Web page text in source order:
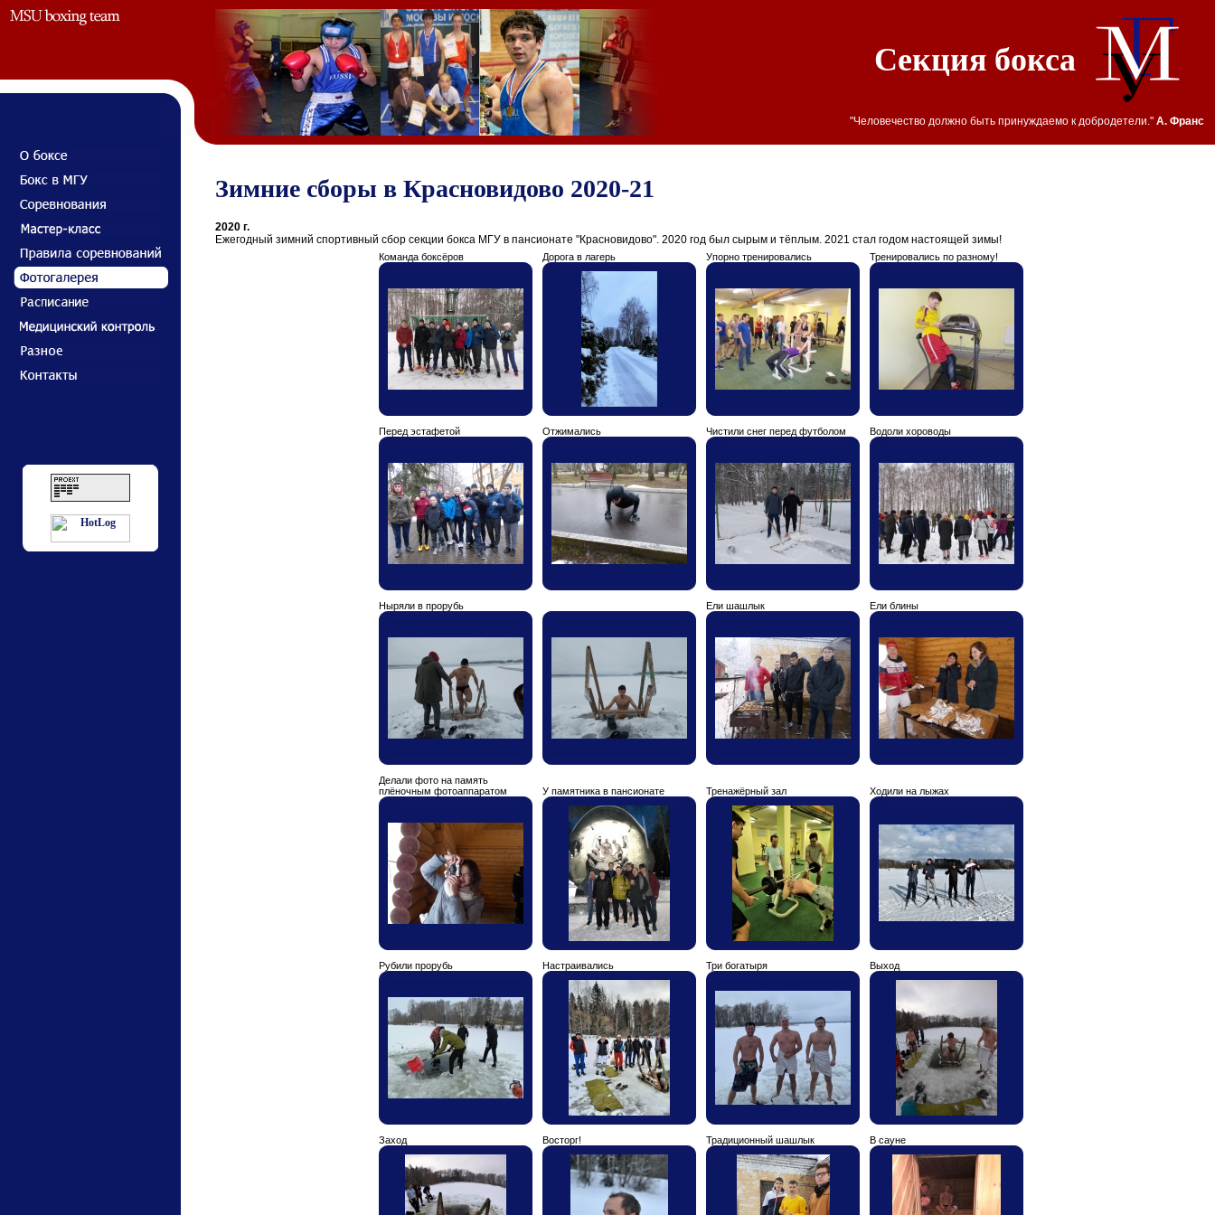
Секция бокса
"Человечество должно быть принуждаемо к добродетели." А. Франс
Зимние сборы в Красновидово 2020-21
2020 г.
Ежегодный зимний спортивный сбор секции бокса МГУ в пансионате "Красновидово". 2020 год был сырым и тёплым. 2021 стал годом настоящей зимы!
Команда боксёров Дорога в лагерь Упорно тренировались Тренировались по разному!
Перед эстафетой Отжимались Чистили снег перед футболом Водоли хороводы
Ныряли в прорубь Ели шашлык Ели блины
Делали фото на память
плёночным фотоаппаратом
У памятника в пансионате Тренажёрный зал Ходили на лыжах
Рубили прорубь Настраивались Три богатыря Выход
Заход Восторг! Традиционный шашлык В сауне